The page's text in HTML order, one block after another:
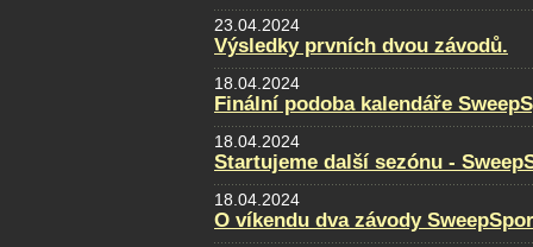
23.04.2024
Výsledky prvních dvou závodů.
18.04.2024
Finální podoba kalendáře
18.04.2024
Startujeme další sezónu -
18.04.2024
O víkendu dva závody